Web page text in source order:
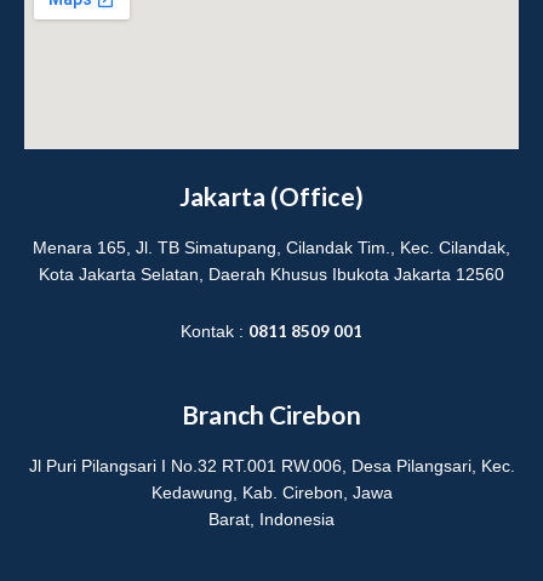
m
Jakarta (Office)
Menara 165, Jl. TB Simatupang, Cilandak Tim., Kec. Cilandak,
Kota Jakarta Selatan, Daerah Khusus Ibukota Jakarta 12560
Kontak : 0811 8509 001
Branch Cirebon
Jl Puri Pilangsari I No.32 RT.001 RW.006, Desa Pilangsari, Kec.
Kedawung, Kab. Cirebon, Jawa
Barat, Indonesia